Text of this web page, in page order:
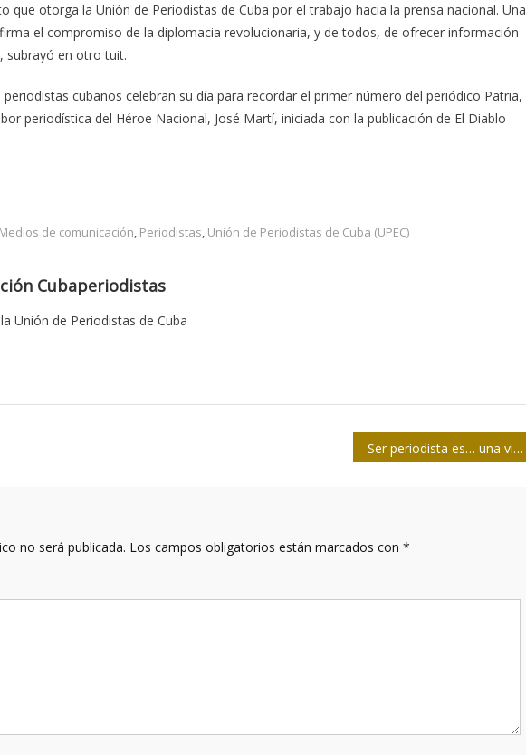
que otorga la Unión de Periodistas de Cuba por el trabajo hacia la prensa nacional. Una
el compromiso de la diplomacia revolucionaria, y de todos, de ofrecer información
subrayó en otro tuit.
cubanos celebran su día para recordar el primer número del periódico Patria,
periodística del Héroe Nacional, José Martí, iniciada con la publicación de El Diablo
Medios de comunicación, Periodistas, Unión de Periodistas de Cuba (UPEC)
Cubaperiodistas
Unión de Periodistas de Cuba
Ser periodista es… una virtud
no será publicada. Los campos obligatorios están marcados con *